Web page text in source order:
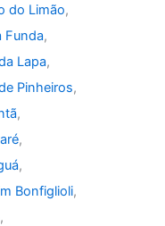
do Limão,
Funda,
Lapa,
Pinheiros,
,
,
,
Bonfiglioli,
,